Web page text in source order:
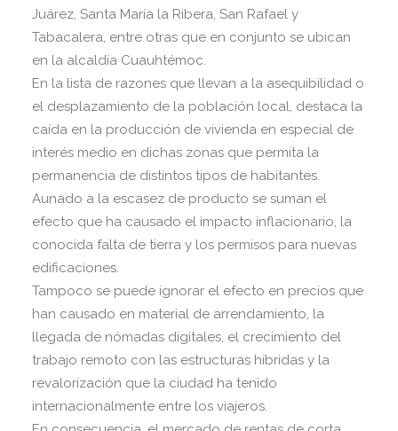
Juárez, Santa María la Ribera, San Rafael y
Tabacalera, entre otras que en conjunto se ubican
en la alcaldía Cuauhtémoc.
En la lista de razones que llevan a la asequibilidad o
el desplazamiento de la población local, destaca la
caída en la producción de vivienda en especial de
interés medio en dichas zonas que permita la
permanencia de distintos tipos de habitantes.
Aunado a la escasez de producto se suman el
efecto que ha causado el impacto inflacionario, la
conocida falta de tierra y los permisos para nuevas
edificaciones.
Tampoco se puede ignorar el efecto en precios que
han causado en material de arrendamiento, la
llegada de nómadas digitales, el crecimiento del
trabajo remoto con las estructuras híbridas y la
revalorización que la ciudad ha tenido
internacionalmente entre los viajeros.